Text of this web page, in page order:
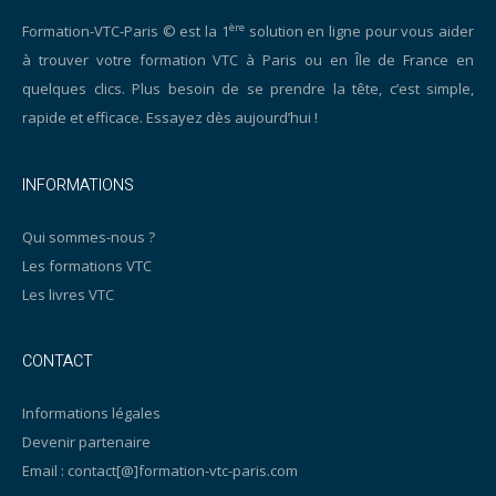
Formation-VTC-Paris © est la 1èresolution en ligne pour vous aider
à trouver votre formation VTC à Paris ou en Île de France en
quelques clics. Plus besoin de se prendre la tête, c’est simple,
rapide et efficace. Essayez dès aujourd’hui !
INFORMATIONS
Qui sommes-nous ?
Les formations VTC
Les livres VTC
CONTACT
Informations légales
Devenir partenaire
Email : contact[@]formation-vtc-paris.com